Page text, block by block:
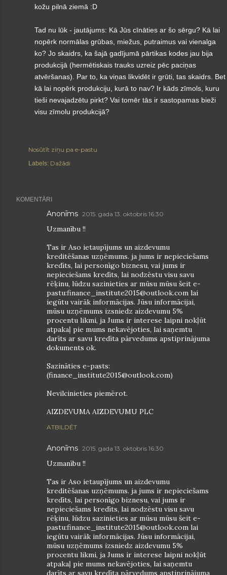
kožu pilnā ziemā :D
Tad nu lūk - jautājums: Kā Jūs cīnāties ar šo sērgu? Kā lai
nopērk normālas grūbas, miežus, putraimus vai vienalga
ko? Jo skaidrs, ka šajā gadījumā pārtikas kodes jau bija
produkcijā (hermētiskais trauks uzreiz pēc paciņas
atvēršanas). Par to, ka viņas likvidēt ir grūti, tas skaidrs. Bet
kā lai nopērk produkciju, kurā to nav? Ir kāds zīmols, kuru
tieši nevajadzētu pirkt? Vai tomēr tās ir sastopamas bieži
visu zīmolu produkcijā?
Nosūtīt ziņu pa e-pastu
Labels: Dažādi
KOMENTĀRI
Anonīms 2015. gada 13. oktobris 16:30
Uzmanību !!
Tas ir Aso ietaupījums un aizdevumu
kreditēšanas uzņēmums. ja jums ir nepieciešams
kredīts, lai personīgo biznesu, vai jums ir
nepieciešams kredīts, lai nodzēstu visu savu
rēķinu, lūdzu sazinieties ar mūsu mūsu šeit e-
pastu:finance_institute2015@outlook.com lai
iegūtu vairāk informācijas. Jūsu informācijai,
mūsu uzņēmums izsniedz aizdevumu 5%
procentu likmi, ja Jums ir interese laipni nokļūt
atpakaļ pie mums nekavējoties, lai saņemtu
darīts ar savu kredīta pārvedums apstiprinājuma
dokuments ok.
Sazināties e-pasts:
(finance_institute2015@outlook.com)
Nevilcinieties piemērot.
AIZDEVUMA AIZDEVUMU PLC
ATBILDĒT
Anonīms 2015. gada 13. oktobris 16:30
Uzmanību !!
Tas ir Aso ietaupījums un aizdevumu
kreditēšanas uzņēmums. ja jums ir nepieciešams
kredīts, lai personīgo biznesu, vai jums ir
nepieciešams kredīts, lai nodzēstu visu savu
rēķinu, lūdzu sazinieties ar mūsu mūsu šeit e-
pastu:finance_institute2015@outlook.com lai
iegūtu vairāk informācijas. Jūsu informācijai,
mūsu uzņēmums izsniedz aizdevumu 5%
procentu likmi, ja Jums ir interese laipni nokļūt
atpakaļ pie mums nekavējoties, lai saņemtu
darīts ar savu kredīta pārvedums apstiprinājuma